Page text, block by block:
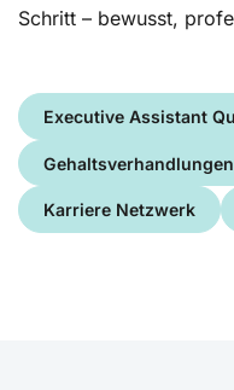
Schritt – bewusst,
Executive Assistant
Gehaltsverhandlungen
Karriere Netzwerk